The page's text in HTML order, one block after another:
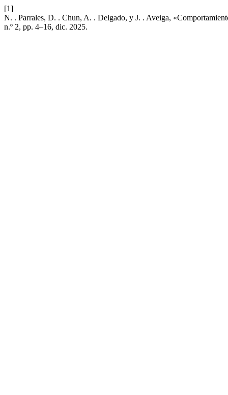
[1]
N. . Parrales, D. . Chun, A. . Delgado, y J. . Aveiga,
n.º 2, pp. 4–16, dic. 2025.